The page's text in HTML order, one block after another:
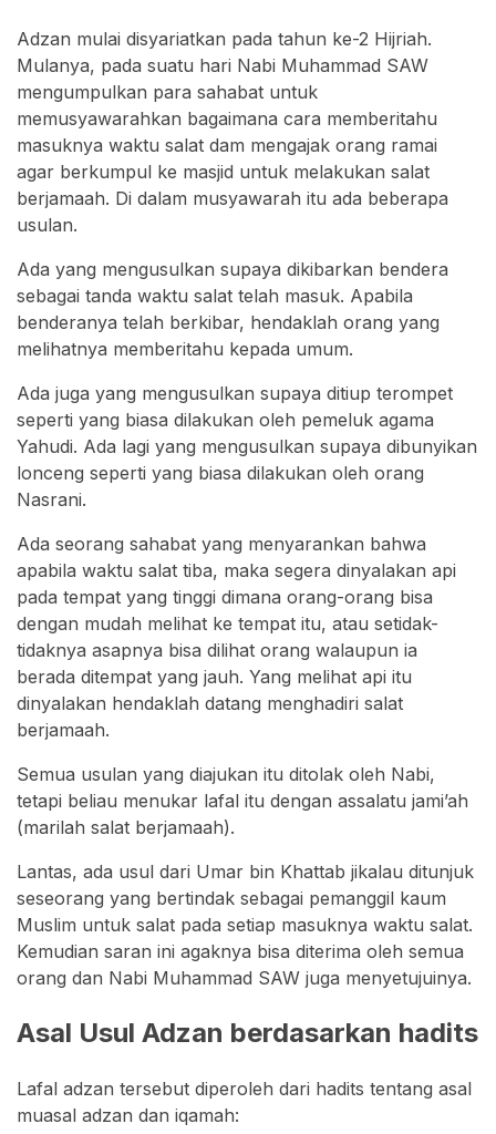
Adzan mulai disyariatkan pada tahun ke-2 Hijriah.
Mulanya, pada suatu hari Nabi Muhammad SAW
mengumpulkan para sahabat untuk
memusyawarahkan bagaimana cara memberitahu
masuknya waktu salat dam mengajak orang ramai
agar berkumpul ke masjid untuk melakukan salat
berjamaah. Di dalam musyawarah itu ada beberapa
usulan.
Ada yang mengusulkan supaya dikibarkan bendera
sebagai tanda waktu salat telah masuk. Apabila
benderanya telah berkibar, hendaklah orang yang
melihatnya memberitahu kepada umum.
Ada juga yang mengusulkan supaya ditiup terompet
seperti yang biasa dilakukan oleh pemeluk agama
Yahudi. Ada lagi yang mengusulkan supaya dibunyikan
lonceng seperti yang biasa dilakukan oleh orang
Nasrani.
Ada seorang sahabat yang menyarankan bahwa
apabila waktu salat tiba, maka segera dinyalakan api
pada tempat yang tinggi dimana orang-orang bisa
dengan mudah melihat ke tempat itu, atau setidak-
tidaknya asapnya bisa dilihat orang walaupun ia
berada ditempat yang jauh. Yang melihat api itu
dinyalakan hendaklah datang menghadiri salat
berjamaah.
Semua usulan yang diajukan itu ditolak oleh Nabi,
tetapi beliau menukar lafal itu dengan assalatu jami’ah
(marilah salat berjamaah).
Lantas, ada usul dari Umar bin Khattab jikalau ditunjuk
seseorang yang bertindak sebagai pemanggil kaum
Muslim untuk salat pada setiap masuknya waktu salat.
Kemudian saran ini agaknya bisa diterima oleh semua
orang dan Nabi Muhammad SAW juga menyetujuinya.
Asal Usul Adzan berdasarkan hadits
Lafal adzan tersebut diperoleh dari hadits tentang asal
muasal adzan dan iqamah: